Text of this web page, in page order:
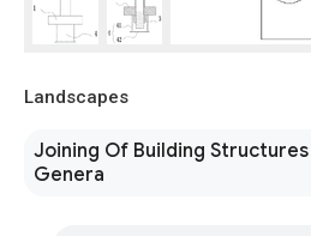
Landscapes
Joining Of Building Structures
Genera